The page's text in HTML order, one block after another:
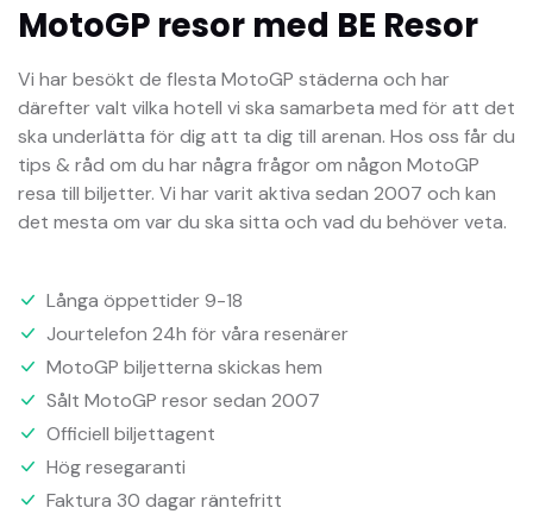
MotoGP resor med BE Resor
Vi har besökt de flesta MotoGP städerna och har
därefter valt vilka hotell vi ska samarbeta med för att det
ska underlätta för dig att ta dig till arenan. Hos oss får du
tips & råd om du har några frågor om någon MotoGP
resa till biljetter. Vi har varit aktiva sedan 2007 och kan
det mesta om var du ska sitta och vad du behöver veta.
Långa öppettider 9-18
Jourtelefon 24h för våra resenärer
MotoGP biljetterna skickas hem
Sålt MotoGP resor sedan 2007
Officiell biljettagent
Hög resegaranti
Faktura 30 dagar räntefritt